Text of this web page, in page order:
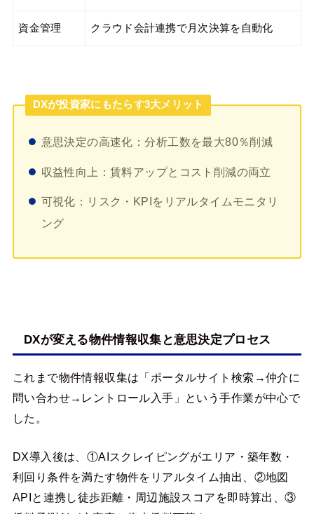
資金管理 クラウド会計連携で月次決算を自動化
DXが投資家にもたらす3大メリット
意思決定の高速化：分析工数を最大80％削減
収益性向上：賃料アップとコスト削減の両立
可視化：リスク・KPIをリアルタイムモニタリ
ング
DXが変える物件情報収集と意思決定プロセス
これまで物件情報収集は「ポータルサイト検索→仲介に
問い合わせ→レントロール入手」という手作業が中心で
した。
DX導入後は、①AIスクレイピングがエリア・築年数・
利回り条件を満たす物件をリアルタイム抽出、②地図
APIと連携し徒歩距離・周辺施設スコアを即時算出、③